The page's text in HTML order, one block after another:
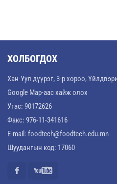
ХОЛБОГДОХ
Хан-Уул дүүрэг, 3-р хороо,
Google Map-аас хайж олох
Утас: 90172626
Факс: 976-11-341616
E-mail: foodtech@foodtech.edu.mn
Шуудангын код: 17060